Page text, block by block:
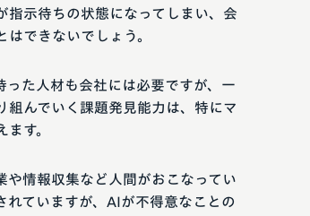
指示待ちの状態になってしまい、会
できないでしょう。
た人材も会社には必要ですが、一
組んでいく課題発見能力は、特にマ
す。
や情報収集など人間がおこなってい
ていますが、AIが不得意なことの